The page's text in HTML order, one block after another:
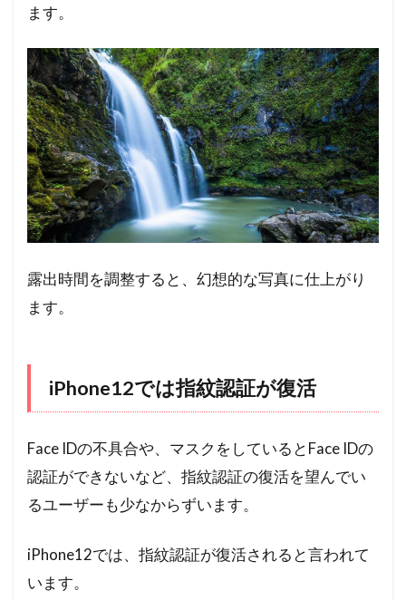
ます。
露出時間を調整すると、幻想的な写真に仕上がり
ます。
iPhone12では指紋認証が復活
Face IDの不具合や、マスクをしているとFace IDの
認証ができないなど、指紋認証の復活を望んでい
るユーザーも少なからずいます。
iPhone12では、指紋認証が復活されると言われて
います。